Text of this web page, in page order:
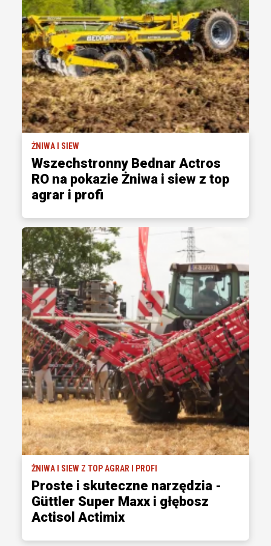
ŻNIWA I SIEW
Wszechstronny Bednar Actros
RO na pokazie Żniwa i siew z top
agrar i profi
ŻNIWA I SIEW Z TOP AGRAR I PROFI
Proste i skuteczne narzędzia -
Güttler Super Maxx i głębosz
Actisol Actimix